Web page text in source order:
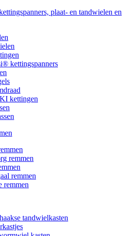
plaat- en tandwielen en
kettingspanners
kettingen
remmen
remmen
remmen
tandwielkasten